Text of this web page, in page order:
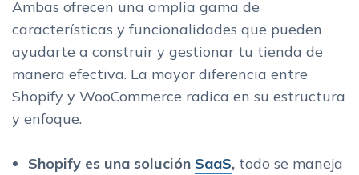
Ambas ofrecen una amplia gama de
características y funcionalidades que pueden
ayudarte a construir y gestionar tu tienda de
manera efectiva. La mayor diferencia entre
Shopify y WooCommerce radica en su estructura
y enfoque.
Shopify es una solución SaaS, todo se maneja